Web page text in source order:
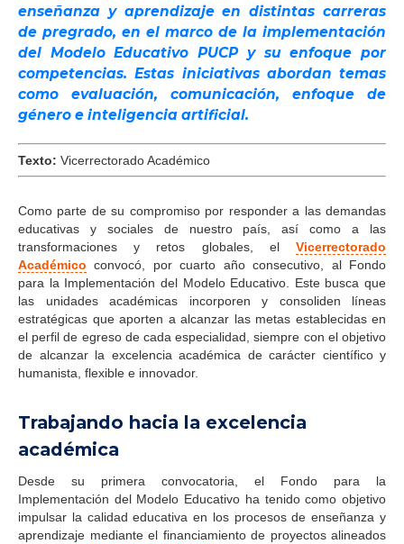
enseñanza y aprendizaje en distintas carreras
de pregrado, en el marco de la implementación
del Modelo Educativo PUCP y su enfoque por
competencias. Estas iniciativas abordan temas
como evaluación, comunicación, enfoque de
género e inteligencia artificial.
Texto: Vicerrectorado Académico
Como parte de su compromiso por responder a las demandas
educativas y sociales de nuestro país, así como a las
transformaciones y retos globales, el Vicerrectorado
Académico convocó, por cuarto año consecutivo, al Fondo
para la Implementación del Modelo Educativo. Este busca que
las unidades académicas incorporen y consoliden líneas
estratégicas que aporten a alcanzar las metas establecidas en
el perfil de egreso de cada especialidad, siempre con el objetivo
de alcanzar la excelencia académica de carácter científico y
humanista, flexible e innovador.
Trabajando hacia la excelencia
académica
Desde su primera convocatoria, el Fondo para la
Implementación del Modelo Educativo ha tenido como objetivo
impulsar la calidad educativa en los procesos de enseñanza y
aprendizaje mediante el financiamiento de proyectos alineados